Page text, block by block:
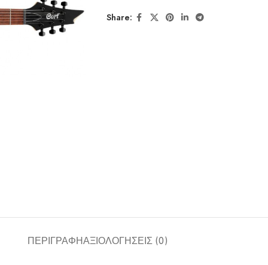
Share:
ΠΕΡΙΓΡΑΦΉΑΞΙΟΛΟΓΉΣΕΙΣ (0)